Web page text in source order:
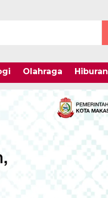
Olahraga Hiburan